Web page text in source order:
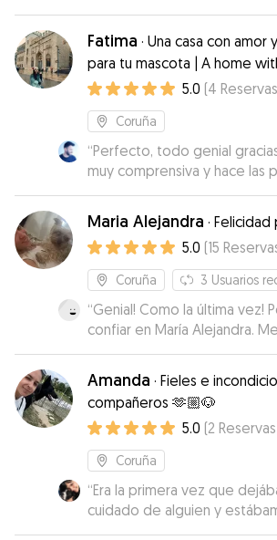
ha llevado por todos los
el trato y el amor que le ha
inmejorable, mil gracias María!”
Fatima · Una casa con amor
para tu mascota | A home
care for your pet
5.0 (4 Reservas
Coruña
“Perfecto, todo genial
muy comprensiva y hace las
Contaremos con ella
Chía se lo ha pasado muy bien
Maria Alejandra · Felicidad
5.0 (15
Coruña 3 Usuarios
“Genial! Como la última vez!
confiar en María Alejandra.
informada. Sheldon volvió
se nota. Hay feeling entre
con ella en próximas
Amanda · Fieles e
compañeros 🫶🏼🐶
5.0 (2 Reservas
Coruña
“Era la primera vez que
cuidado de alguien y
La verdad es que Amanda